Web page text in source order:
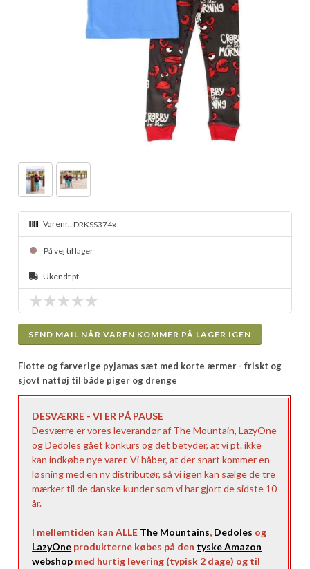
Varenr.:DRKSS374x
På vej til lager
Ukendt pt.
SEND MAIL NÅR VAREN KOMMER PÅ LAGER IGEN
Flotte og farverige pyjamas sæt med korte ærmer - friskt og
sjovt nattøj til både piger og drenge
DESVÆRRE - VI ER PÅ PAUSE
Desværre er vores leverandør af The Mountain, LazyOne
og Dedoles gået konkurs og det betyder, at vi pt. ikke
kan indkøbe nye varer. Vi håber, at der snart kommer en
løsning med en ny distributør, så vi igen kan sælge de tre
mærker til de danske kunder som vi har gjort de sidste 10
år.
I mellemtiden kan ALLE The Mountains, Dedoles og
LazyOne produkterne købes på den tyske Amazon
webshop med hurtig levering (typisk 2 dage) og til